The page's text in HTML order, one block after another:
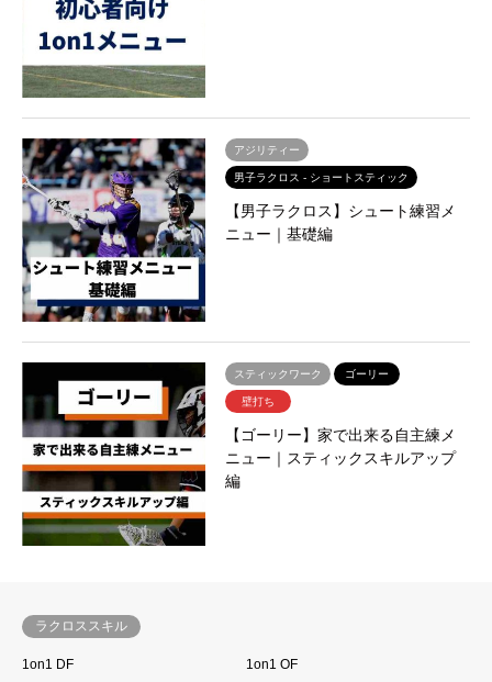
アジリティー
男子ラクロス - ショートスティック
【男子ラクロス】シュート練習メ
ニュー｜基礎編
スティックワーク ゴーリー
壁打ち
【ゴーリー】家で出来る自主練メ
ニュー｜スティックスキルアップ
編
ラクロススキル
1on1 DF
1on1 OF